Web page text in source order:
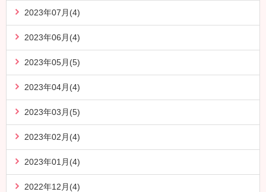
2023年07月(4)
2023年06月(4)
2023年05月(5)
2023年04月(4)
2023年03月(5)
2023年02月(4)
2023年01月(4)
2022年12月(4)